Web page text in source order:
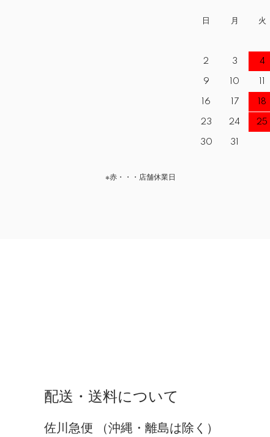
日 月 火
2 3 4
9 10
16 17 18
23 24 25
30 31
※赤・・・店舗休業日
配送・送料について
佐川急便 （沖縄・離島は除く）